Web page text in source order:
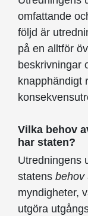
omfattande
följd är
på en alltför
beskrivningar
knapphändigt
Vilka behov
har staten?
Utredningens
statens behov
myndigheter,
utgöra